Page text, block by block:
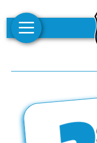
FRAUEN
CAMPUS